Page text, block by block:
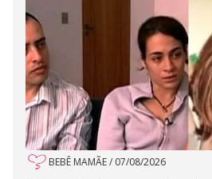
BEBÊ MAMÃE/ 07/08/2026